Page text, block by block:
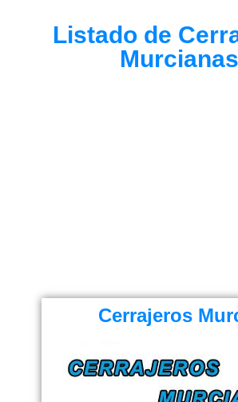
Listado de
Murcianas
Cerrajeros